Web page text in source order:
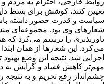
تعیین کنند، کوشش برای بسط
سیاست و قدرت حضور داشته
شعارهای وی بود. مجموعه‌ای
باورپذیری را ترسیم می‌کرد که
می‌کرد. این شعارها از همان
اجرایی شد. نتیجه این وضع
مهم‌تر کاهش فساد و گرایش به
چشم‌انداز رفع تحریم و به نتیجه